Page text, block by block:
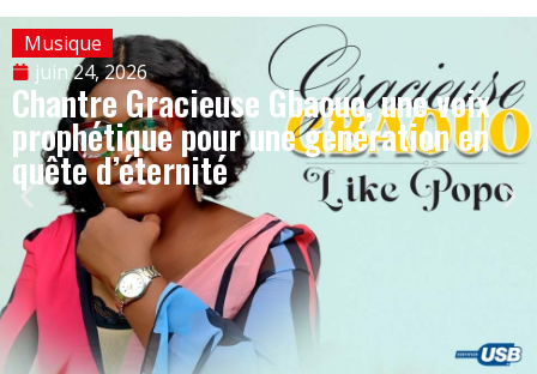
Musique
juin 24, 2026
Chantre Gracieuse Gbaouo, une voix
prophétique pour une génération en
quête d’éternité